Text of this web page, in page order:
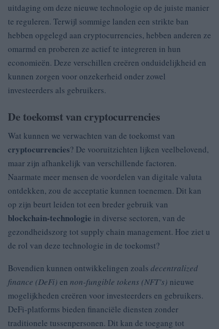
uitdaging om deze nieuwe technologie op de juiste manier
te reguleren. Terwijl sommige landen een strikte ban
hebben opgelegd aan cryptocurrencies, hebben anderen ze
omarmd en proberen ze actief te integreren in hun
economieën. Deze verschillen creëren onduidelijkheid en
kunnen zorgen voor onzekerheid onder zowel
investeerders als gebruikers.
De toekomst van cryptocurrencies
Wat kunnen we verwachten van de toekomst van
cryptocurrencies? De vooruitzichten lijken veelbelovend,
maar zijn afhankelijk van verschillende factoren.
Naarmate meer mensen de voordelen van digitale valuta
ontdekken, zou de acceptatie kunnen toenemen. Dit kan
op zijn beurt leiden tot een breder gebruik van
blockchain-technologie in diverse sectoren, van de
gezondheidszorg tot supply chain management. Hoe ziet u
de rol van deze technologie in de toekomst?
Bovendien kunnen ontwikkelingen zoals decentralized
finance (DeFi) en non-fungible tokens (NFT’s) nieuwe
mogelijkheden creëren voor investeerders en gebruikers.
DeFi-platforms bieden financiële diensten zonder
traditionele tussenpersonen. Dit kan de toegang tot